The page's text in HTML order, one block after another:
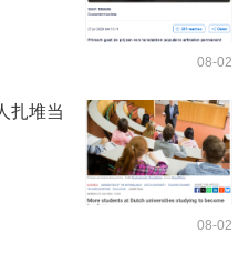
08-02
扎堆当
08-02